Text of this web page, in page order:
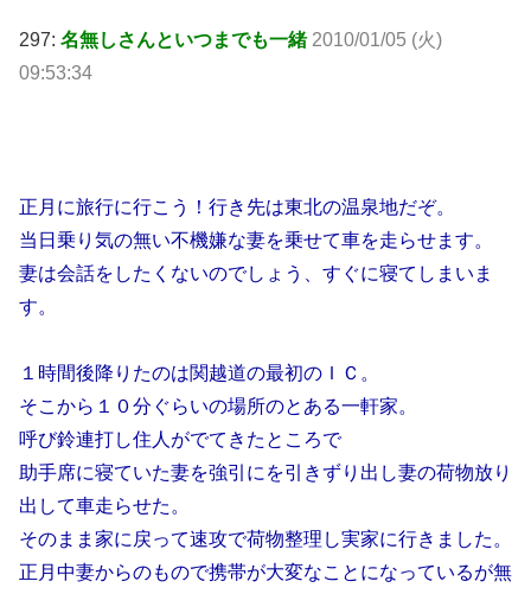
297: 名無しさんといつまでも一緒2010/01/05 (火)
09:53:34
正月に旅行に行こう！行き先は東北の温泉地だぞ。
当日乗り気の無い不機嫌な妻を乗せて車を走らせます。
妻は会話をしたくないのでしょう、すぐに寝てしまいま
す。
１時間後降りたのは関越道の最初のＩＣ。
そこから１０分ぐらいの場所のとある一軒家。
呼び鈴連打し住人がでてきたところで
助手席に寝ていた妻を強引にを引きずり出し妻の荷物放り
出して車走らせた。
そのまま家に戻って速攻で荷物整理し実家に行きました。
正月中妻からのもので携帯が大変なことになっているが無